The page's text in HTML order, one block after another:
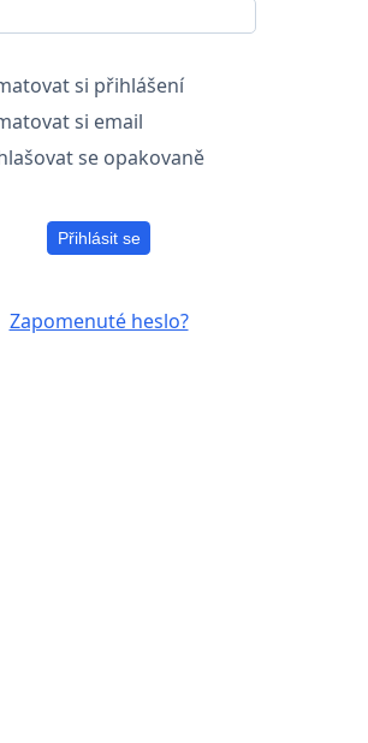
si přihlášení
si email
se opakovaně
Přihlásit se
Zapomenuté heslo?